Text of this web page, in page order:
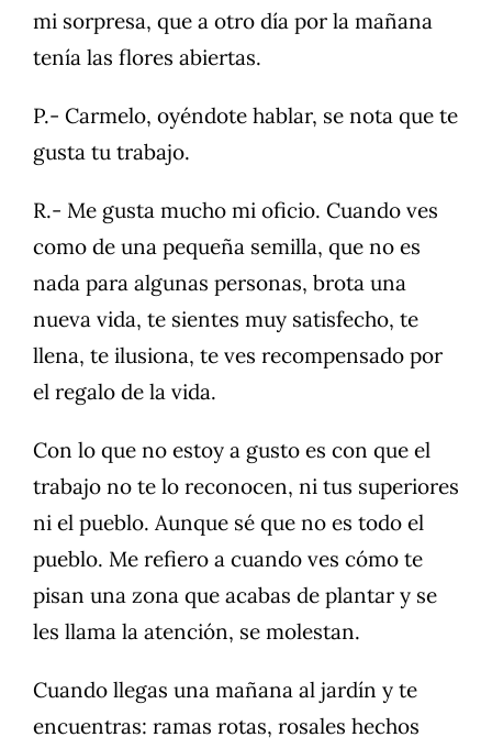
mi sorpresa, que a otro día por la mañana
tenía las flores abiertas.
P.- Carmelo, oyéndote hablar, se nota que te
gusta tu trabajo.
R.- Me gusta mucho mi oficio. Cuando ves
como de una pequeña semilla, que no es
nada para algunas personas, brota una
nueva vida, te sientes muy satisfecho, te
llena, te ilusiona, te ves recompensado por
el regalo de la vida.
Con lo que no estoy a gusto es con que el
trabajo no te lo reconocen, ni tus superiores
ni el pueblo. Aunque sé que no es todo el
pueblo. Me refiero a cuando ves cómo te
pisan una zona que acabas de plantar y se
les llama la atención, se molestan.
Cuando llegas una mañana al jardín y te
encuentras: ramas rotas, rosales hechos